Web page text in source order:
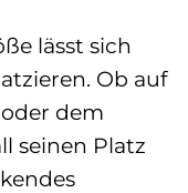
lässt sich
Ob auf
dem
seinen Platz